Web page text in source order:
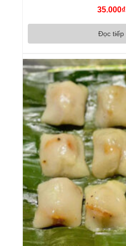
35.000₫
Đọc tiếp